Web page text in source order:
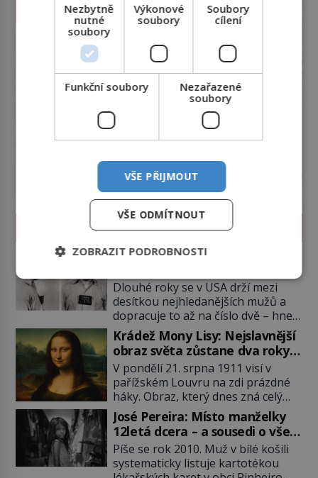
SVĚT ZLOČINU
James Whitey Bulger: Práskač,
Dlouhé roky se v USA drží mezi
desítkou nejhledanějších mužů a
dopracuje to až na číslo dvě – hned
po Usámovi bin Ládinovi (1957–
2011). To je James „Whitey“ Bulger
(1929–2018) viněný ze spoluúčasti
na 19 vraždách, vydírání a lichvy. A
samozřejmě, krom toho je ještě
drogový dealer, který neváhá
odstranit z cesty všechny práskače,
zatímco […]
Krádež Mony Lisy: Nejslavnější
obraz světa zůstane dva roky
nezvěstný
V pondělí 21. srpna 1911 visí v
pařížském Louvru na zdi prázdné
háky. Obraz, který dnes zná celý
svět, je pryč. Zpočátku si nikdo
nemyslí, že jde o krádež.
Zaměstnanci jsou přesvědčeni, že
Mona Lisa je jen v restaurátorské
dílně nebo u fotografa. Když se
José Pereira: Místo manželky
12letá dcera – a sousedi o všem
vědí!
Píše se rok 2010. Muž v bílé košili
systematicky listuje kartotékou
Nezbytně
nutné
soubory
Výkonové
soubory
Soubory
cílení
Funkční soubory
Nezařazené
soubory
VŠE PŘIJMOUT
VŠE ODMÍTNOUT
ZOBRAZIT PODROBNOSTI